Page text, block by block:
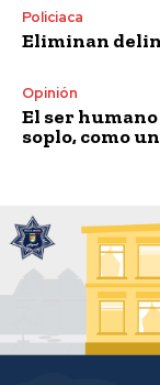
Policiaca
Eliminan
Opinión
El ser
soplo, como